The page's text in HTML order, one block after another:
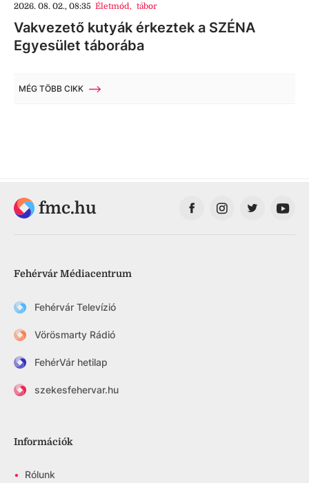
2026. 08. 02., 08:35 Életmód, tábor
Vakvezető kutyák érkeztek a SZÉNA
Egyesület táborába
MÉG TÖBB CIKK
fmc.hu
Fehérvár Médiacentrum
Fehérvár Televízió
Vörösmarty Rádió
FehérVár hetilap
szekesfehervar.hu
Információk
• Rólunk